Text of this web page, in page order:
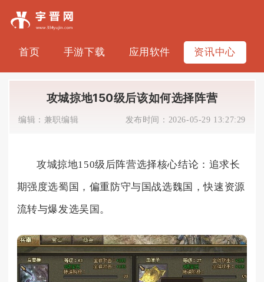
首页 手游下载 应用软件 资讯中心
攻城掠地150级后该如何选择阵营
编辑： 兼职编辑 发布时间： 2026-05-29 13:27:29
攻城掠地150级后阵营选择核心结论：追求长
期强度选蜀国，偏重防守与国战选魏国，快速资源
流转与爆发选吴国。